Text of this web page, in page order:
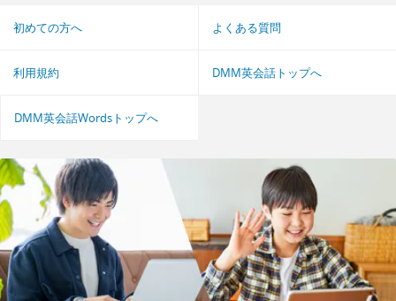
初めての方へ よくある質問
利用規約 DMM英会話トップへ
DMM英会話Wordsトップへ